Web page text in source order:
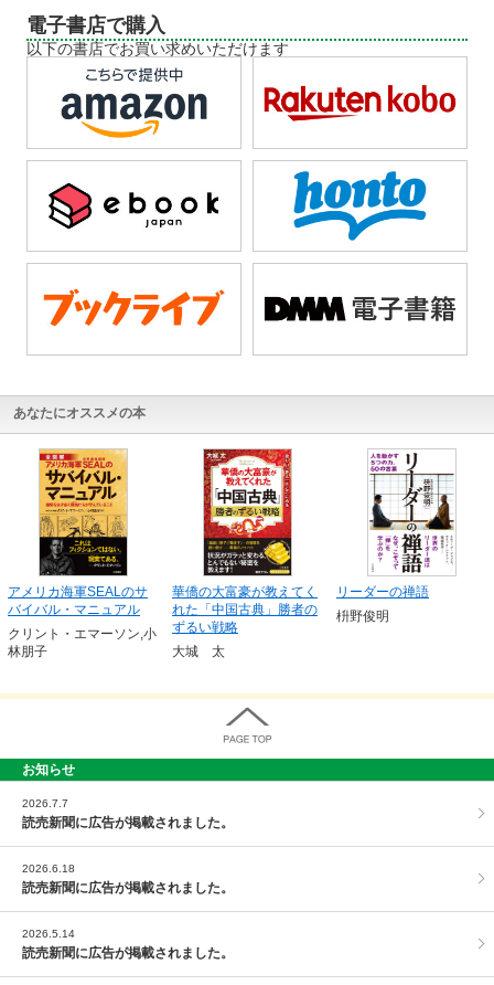
電子書店で購入
以下の書店でお買い求めいただけます
あなたにオススメの本
アメリカ海軍SEALのサ
バイバル・マニュアル
クリント・エマーソン,小
林朋子
華僑の大富豪が教えてく
れた「中国古典」勝者の
ずるい戦略
大城 太
リーダーの禅語
枡野俊明
お知らせ
2026.7.7
読売新聞に広告が掲載されました。
2026.6.18
読売新聞に広告が掲載されました。
2026.5.14
読売新聞に広告が掲載されました。
PAGE TOP